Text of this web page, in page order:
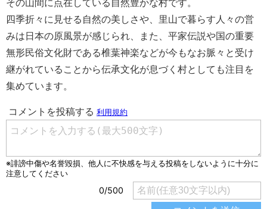
その山間に点在している自然豊かな村です。
四季折々に見せる自然の美しさや、里山で暮らす人々の営
みは日本の原風景が感じられ、また、平家伝説や国の重要
無形民俗文化財である椎葉神楽などが今もなお脈々と受け
継がれていることから伝承文化が息づく村としても注目を
集めています。